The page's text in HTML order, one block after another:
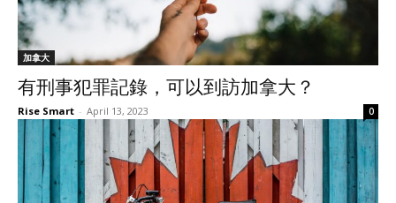
加拿大
有刑事犯罪記錄，可以到訪加拿大？
Rise Smart - April 13, 2023 0